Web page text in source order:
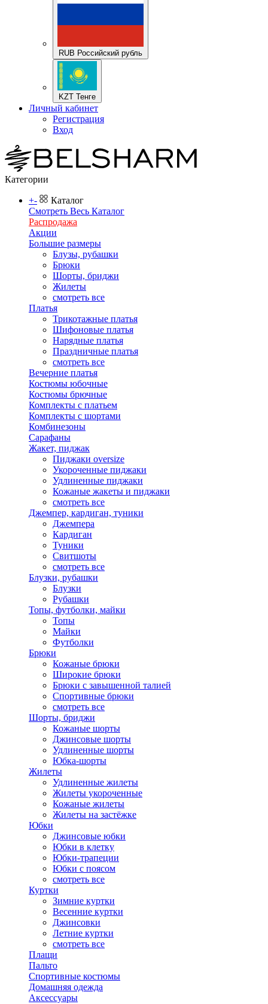
RUB Российский рубль
KZT Тенге
Личный кабинет
Регистрация
Вход
Категории
+-
Каталог
Смотреть Весь Каталог
Распродажа
Акции
Большие размеры
Блузы, рубашки
Брюки
Шорты, бриджи
Жилеты
смотреть все
Платья
Трикотажные платья
Шифоновые платья
Нарядные платья
Праздничные платья
смотреть все
Вечерние платья
Костюмы юбочные
Костюмы брючные
Комплекты с платьем
Комплекты с шортами
Комбинезоны
Сарафаны
Жакет, пиджак
Пиджаки oversize
Укороченные пиджаки
Удлиненные пиджаки
Кожаные жакеты и пиджаки
смотреть все
Джемпер, кардиган, туники
Джемпера
Кардиган
Туники
Свитшоты
смотреть все
Блузки, рубашки
Блузки
Рубашки
Топы, футболки, майки
Топы
Майки
Футболки
Брюки
Кожаные брюки
Широкие брюки
Брюки с завышенной талией
Спортивные брюки
смотреть все
Шорты, бриджи
Кожаные шорты
Джинсовые шорты
Удлиненные шорты
Юбка-шорты
Жилеты
Удлиненные жилеты
Жилеты укороченные
Кожаные жилеты
Жилеты на застёжке
Юбки
Джинсовые юбки
Юбки в клетку
Юбки-трапеции
Юбки с поясом
смотреть все
Куртки
Зимние куртки
Весенние куртки
Джинсовки
Летние куртки
смотреть все
Плащи
Пальто
Спортивные костюмы
Домашняя одежда
Аксессуары